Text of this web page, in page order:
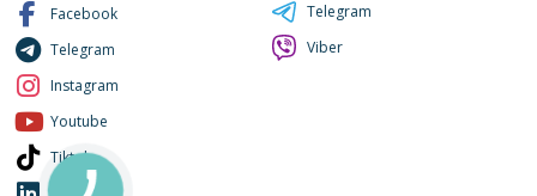
Facebook
Telegram
Instagram
Youtube
Tiktok
Telegram
Viber